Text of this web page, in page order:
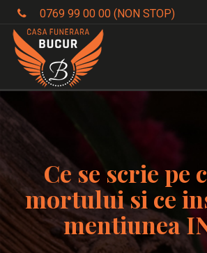
0769 99 00 00 (NON STOP)
Ce se scrie pe
mortului si ce
mentiunea